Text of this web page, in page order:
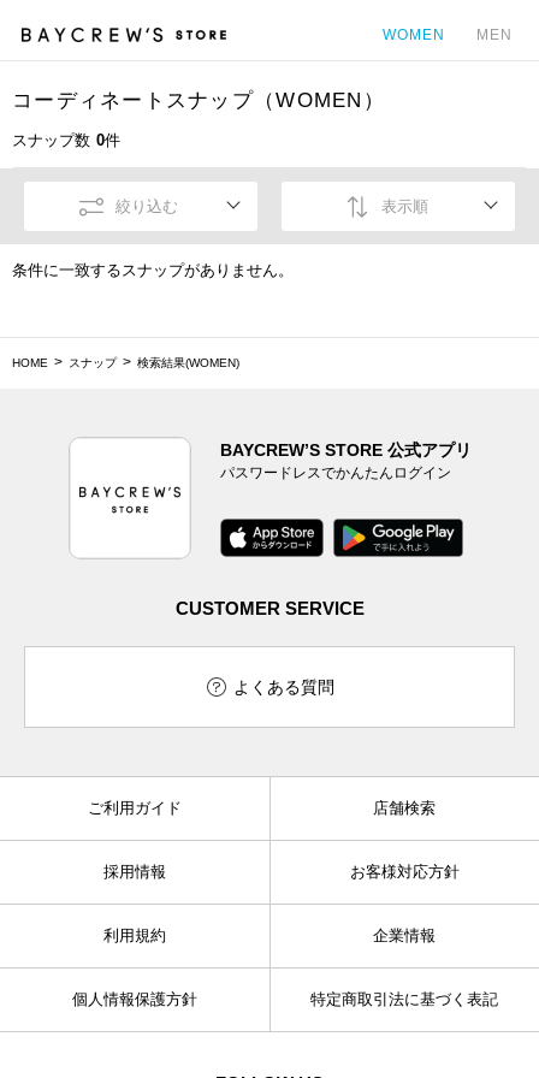
WOMEN MEN
コーディネートスナップ（WOMEN）
スナップ数 0件
絞り込む 表示順
条件に一致するスナップがありません。
HOME スナップ 検索結果(WOMEN)
BAYCREW’S STORE 公式アプリ
パスワードレスでかんたんログイン
CUSTOMER SERVICE
よくある質問
ご利用ガイド 店舗検索
採用情報 お客様対応方針
利用規約 企業情報
個人情報保護方針 特定商取引法に基づく表記